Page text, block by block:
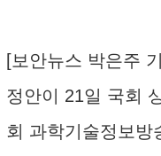
[보안뉴스 박은주
정안이 21일 국회
회 과학기술정보방